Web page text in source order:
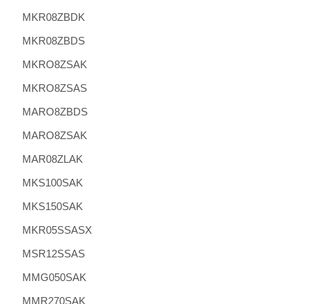
MKR08ZBDK
MKR08ZBDS
MKRO8ZSAK
MKRO8ZSAS
MARO8ZBDS
MARO8ZSAK
MAR08ZLAK
MKS100SAK
MKS150SAK
MKR05SSASX
MSR12SSAS
MMG050SAK
MMR270SAK